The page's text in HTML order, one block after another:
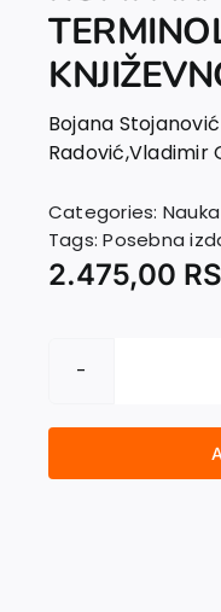
EU PROJECTS
Contact
Bojana
Radović,Vladimir
Categories:
Tags:Posebna
2.475,00